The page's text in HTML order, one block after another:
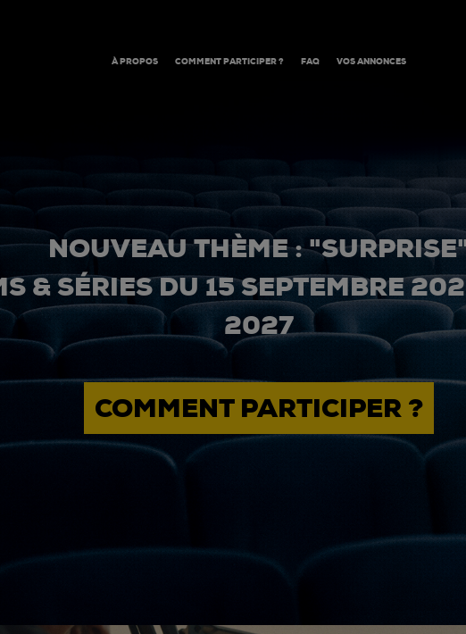
À PROPOS COMMENT PARTICIPER ? FAQ VOS ANNONCES
NOUVEAU THÈME :
& SÉRIES DU 15 SEPTEMBRE
2027
COMMENT PARTICIPER ?